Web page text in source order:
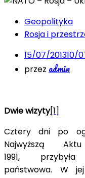
Geopolityka
Rosja i
15/07/201310/
przez admin
Dwie wizyty[1]
Cztery dni po
Najwyższą
1991, przybyła
państwowa. W